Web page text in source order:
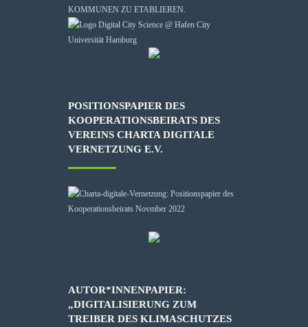
KOMMUNEN ZU ETABLIEREN.
POSITIONSPAPIER DES
KOOPERATIONSBEIRATS DES
VEREINS CHARTA DIGITALE
VERNETZUNG E.V.
AUTOR*INNENPAPIER:
„DIGITALISIERUNG ZUM
TREIBER DES KLIMASCHUTZES